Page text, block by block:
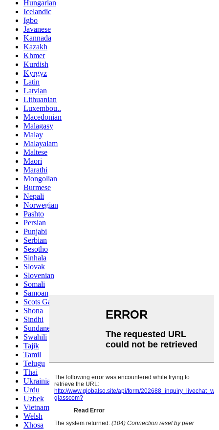
Hungarian
Icelandic
Igbo
Javanese
Kannada
Kazakh
Khmer
Kurdish
Kyrgyz
Latin
Latvian
Lithuanian
Luxembou..
Macedonian
Malagasy
Malay
Malayalam
Maltese
Maori
Marathi
Mongolian
Burmese
Nepali
Norwegian
Pashto
Persian
Punjabi
Serbian
Sesotho
Sinhala
Slovak
Slovenian
Somali
Samoan
Scots Gaelic
Shona
Sindhi
Sundanese
Swahili
Tajik
Tamil
Telugu
Thai
Ukrainian
Urdu
Uzbek
Vietnamese
Welsh
Xhosa